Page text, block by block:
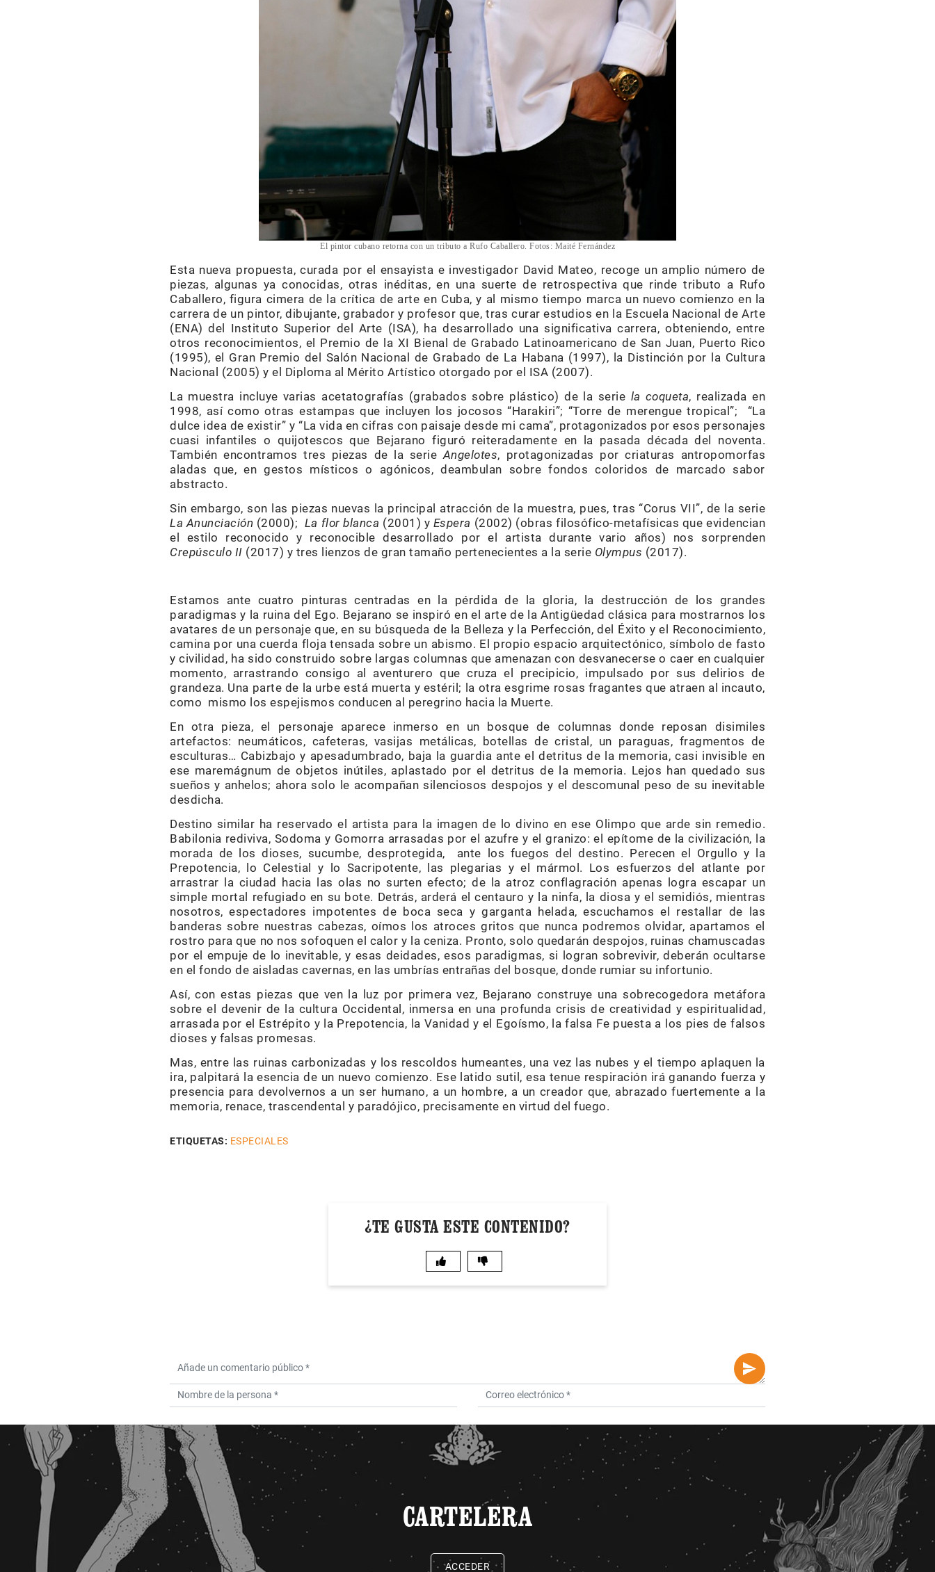
El pintor cubano retorna con un tributo a Rufo Caballero. Fotos: Maité Fernández
Esta nueva propuesta, curada por el ensayista e investigador David Mateo, recoge un amplio número de
piezas, algunas ya conocidas, otras inéditas, en una suerte de retrospectiva que rinde tributo a Rufo
Caballero, figura cimera de la crítica de arte en Cuba, y al mismo tiempo marca un nuevo comienzo en la
carrera de un pintor, dibujante, grabador y profesor que, tras curar estudios en la Escuela Nacional de Arte
(ENA) del Instituto Superior del Arte (ISA), ha desarrollado una significativa carrera, obteniendo, entre
otros reconocimientos, el Premio de la XI Bienal de Grabado Latinoamericano de San Juan, Puerto Rico
(1995), el Gran Premio del Salón Nacional de Grabado de La Habana (1997), la Distinción por la Cultura
Nacional (2005) y el Diploma al Mérito Artístico otorgado por el ISA (2007).
La muestra incluye varias acetatografías (grabados sobre plástico) de la serie la coqueta, realizada en
1998, así como otras estampas que incluyen los jocosos “Harakiri”; “Torre de merengue tropical”; “La
dulce idea de existir” y “La vida en cifras con paisaje desde mi cama”, protagonizados por esos personajes
cuasi infantiles o quijotescos que Bejarano figuró reiteradamente en la pasada década del noventa.
También encontramos tres piezas de la serieAngelotes, protagonizadas por criaturas antropomorfas
aladas que, en gestos místicos o agónicos, deambulan sobre fondos coloridos de marcado sabor
abstracto.
Sin embargo, son las piezas nuevas la principal atracción de la muestra, pues, tras “Corus VII”, de la serie
La Anunciación (2000); La flor blanca (2001) y Espera (2002) (obras filosófico-metafísicas que evidencian
el estilo reconocido y reconocible desarrollado por el artista durante vario años) nos sorprenden
Crepúsculo II (2017) y tres lienzos de gran tamaño pertenecientes a la serie Olympus (2017).
Estamos ante cuatro pinturas centradas en la pérdida de la gloria, la destrucción de los grandes
paradigmas y la ruina del Ego. Bejarano se inspiró en el arte de la Antigüedad clásica para mostrarnos los
avatares de un personaje que, en su búsqueda de la Belleza y la Perfección, del Éxito y el Reconocimiento,
camina por una cuerda floja tensada sobre un abismo. El propio espacio arquitectónico, símbolo de fasto
y civilidad, ha sido construido sobre largas columnas que amenazan con desvanecerse o caer en cualquier
momento, arrastrando consigo al aventurero que cruza el precipicio, impulsado por sus delirios de
grandeza. Una parte de la urbe está muerta y estéril; la otra esgrime rosas fragantes que atraen al incauto,
como mismo los espejismos conducen al peregrino hacia la Muerte.
En otra pieza, el personaje aparece inmerso en un bosque de columnas donde reposan disimiles
artefactos: neumáticos, cafeteras, vasijas metálicas, botellas de cristal, un paraguas, fragmentos de
esculturas… Cabizbajo y apesadumbrado, baja la guardia ante el detritus de la memoria, casi invisible en
ese maremágnum de objetos inútiles, aplastado por el detritus de la memoria. Lejos han quedado sus
sueños y anhelos; ahora solo le acompañan silenciosos despojos y el descomunal peso de su inevitable
desdicha.
Destino similar ha reservado el artista para la imagen de lo divino en ese Olimpo que arde sin remedio.
Babilonia rediviva, Sodoma y Gomorra arrasadas por el azufre y el granizo: el epítome de la civilización, la
morada de los dioses, sucumbe, desprotegida, ante los fuegos del destino. Perecen el Orgullo y la
Prepotencia, lo Celestial y lo Sacripotente, las plegarias y el mármol. Los esfuerzos del atlante por
arrastrar la ciudad hacia las olas no surten efecto; de la atroz conflagración apenas logra escapar un
simple mortal refugiado en su bote. Detrás, arderá el centauro y la ninfa, la diosa y el semidiós, mientras
nosotros, espectadores impotentes de boca seca y garganta helada, escuchamos el restallar de las
banderas sobre nuestras cabezas, oímos los atroces gritos que nunca podremos olvidar, apartamos el
rostro para que no nos sofoquen el calor y la ceniza. Pronto, solo quedarán despojos, ruinas chamuscadas
por el empuje de lo inevitable, y esas deidades, esos paradigmas, si logran sobrevivir, deberán ocultarse
en el fondo de aisladas cavernas, en las umbrías entrañas del bosque, donde rumiar su infortunio.
Así, con estas piezas que ven la luz por primera vez, Bejarano construye una sobrecogedora metáfora
sobre el devenir de la cultura Occidental, inmersa en una profunda crisis de creatividad y espiritualidad,
arrasada por el Estrépito y la Prepotencia, la Vanidad y el Egoísmo, la falsa Fe puesta a los pies de falsos
dioses y falsas promesas.
Mas, entre las ruinas carbonizadas y los rescoldos humeantes, una vez las nubes y el tiempo aplaquen la
ira, palpitará la esencia de un nuevo comienzo. Ese latido sutil, esa tenue respiración irá ganando fuerza y
presencia para devolvernos a un ser humano, a un hombre, a un creador que, abrazado fuertemente a la
memoria, renace, trascendental y paradójico, precisamente en virtud del fuego.
ETIQUETAS: ESPECIALES
¿TE GUSTA ESTE CONTENIDO?
CARTELERA
ACCEDER